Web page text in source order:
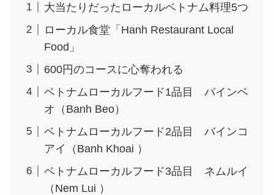
大当たりだったローカルベトナム料理5つ
ローカル食堂「Hanh Restaurant Local
Food」
600円のコースに心奪われる
ベトナムローカルフード1品目 バインベ
オ（Banh Beo）
ベトナムローカルフード2品目 バインコ
アイ（Banh Khoai ）
ベトナムローカルフード3品目 ネムルイ
（Nem Lui ）